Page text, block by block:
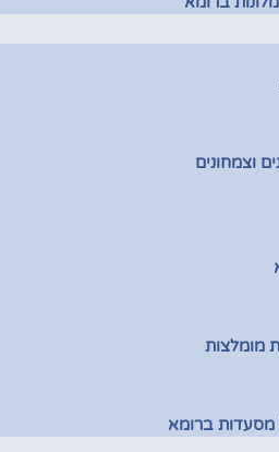
וצמחונים
מומלצות
מסעדות ברומא